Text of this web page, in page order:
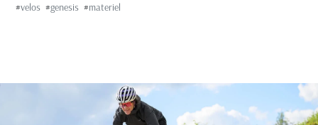
#velos #genesis #materiel